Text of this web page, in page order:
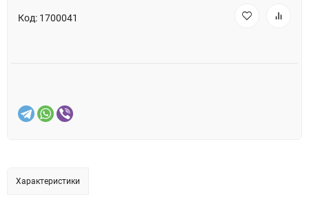
Код: 1700041
Характеристики